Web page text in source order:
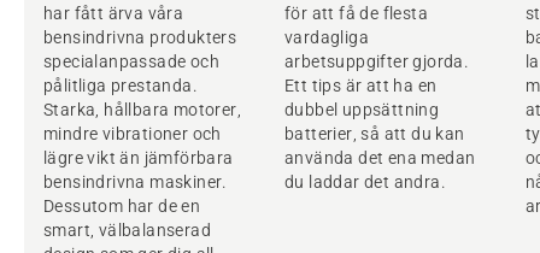
har fått ärva våra
bensindrivna produkters
specialanpassade och
pålitliga prestanda.
Starka, hållbara motorer,
mindre vibrationer och
lägre vikt än jämförbara
bensindrivna maskiner.
Dessutom har de en
smart, välbalanserad
för att få de flesta
vardagliga
arbetsuppgifter gjorda.
Ett tips är att ha en
dubbel uppsättning
batterier, så att du kan
använda det ena medan
du laddar det andra.